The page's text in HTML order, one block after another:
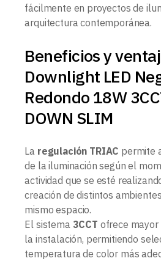
fácilmente en proyectos de
arquitectura contemporánea.
Beneficios y
Downlight LED
Redondo 18W
DOWN SLIM
La regulación TRIAC permite
de la iluminación según el
actividad que se esté
creación de distintos
mismo espacio.
El sistema 3CCT ofrece
la instalación, permitiendo
temperatura de color más